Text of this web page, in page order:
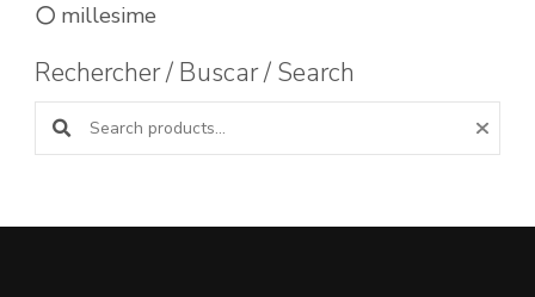
millesime
Rechercher / Buscar / Search
Search products: